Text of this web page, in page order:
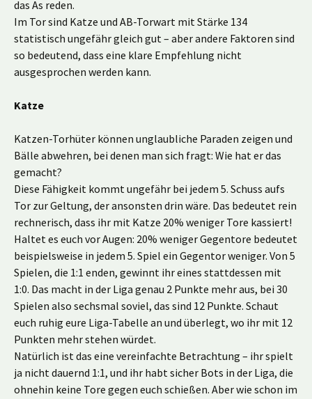
das As reden.
Im Tor sind Katze und AB-Torwart mit Stärke 134
statistisch ungefähr gleich gut – aber andere Faktoren sind
so bedeutend, dass eine klare Empfehlung nicht
ausgesprochen werden kann.
Katze
Katzen-Torhüter können unglaubliche Paraden zeigen und
Bälle abwehren, bei denen man sich fragt: Wie hat er das
gemacht?
Diese Fähigkeit kommt ungefähr bei jedem 5. Schuss aufs
Tor zur Geltung, der ansonsten drin wäre. Das bedeutet rein
rechnerisch, dass ihr mit Katze 20% weniger Tore kassiert!
Haltet es euch vor Augen: 20% weniger Gegentore bedeutet
beispielsweise in jedem 5. Spiel ein Gegentor weniger. Von 5
Spielen, die 1:1 enden, gewinnt ihr eines stattdessen mit
1:0. Das macht in der Liga genau 2 Punkte mehr aus, bei 30
Spielen also sechsmal soviel, das sind 12 Punkte. Schaut
euch ruhig eure Liga-Tabelle an und überlegt, wo ihr mit 12
Punkten mehr stehen würdet.
Natürlich ist das eine vereinfachte Betrachtung – ihr spielt
ja nicht dauernd 1:1, und ihr habt sicher Bots in der Liga, die
ohnehin keine Tore gegen euch schießen. Aber wie schon im